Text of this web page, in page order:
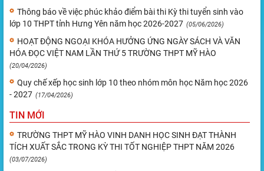
Thông báo về việc phúc khảo điểm bài thi Kỳ thi tuyển sinh vào
lớp 10 THPT tỉnh Hưng Yên năm học 2026-2027 (05/06/2026)
HOẠT ĐỘNG NGOẠI KHÓA HƯỞNG ỨNG NGÀY SÁCH VÀ VĂN
HÓA ĐỌC VIỆT NAM LẦN THỨ 5 TRƯỜNG THPT MỸ HÀO
(20/04/2026)
Quy chế xếp học sinh lớp 10 theo nhóm môn học Năm học 2026
- 2027 (17/04/2026)
TIN MỚI
TRƯỜNG THPT MỸ HÀO VINH DANH HỌC SINH ĐẠT THÀNH
TÍCH XUẤT SẮC TRONG KỲ THI TỐT NGHIỆP THPT NĂM 2026
(03/07/2026)